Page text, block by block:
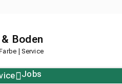
Boden
| Service
Jobs